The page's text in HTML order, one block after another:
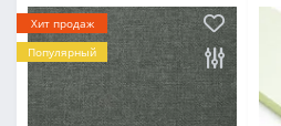
Хит продаж
Популярный